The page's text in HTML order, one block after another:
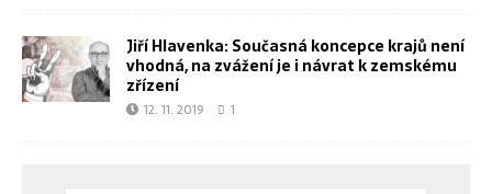
Jiří Hlavenka: Současná koncepce krajů není
vhodná, na zvážení je i návrat k zemskému
zřízení
12. 11. 2019 1